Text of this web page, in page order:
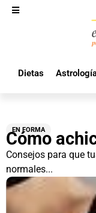
Dietas
EN FORMA
Cómo
Consejos para que
normales...